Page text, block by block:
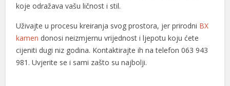
koje odražava vašu ličnost i stil.
Uživajte u procesu kreiranja svog prostora, jer prirodni BX
kamen donosi neizmjernu vrijednost i ljepotu koju ćete
cijeniti dugi niz godina. Kontaktirajte ih na telefon 063 943
981. Uvjerite se i sami zašto su najbolji.